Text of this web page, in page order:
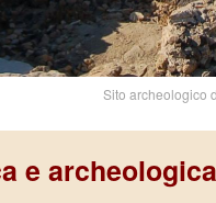
Sito archeologico
e